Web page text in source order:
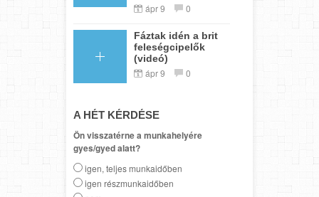
ápr 9 0
Fáztak idén a brit
feleségcipelők
(videó)
ápr 9 0
A HÉT KÉRDÉSE
Ön visszatérne a munkahelyére
gyes/gyed alatt?
igen, teljes munkaidőben
igen részmunkaidőben